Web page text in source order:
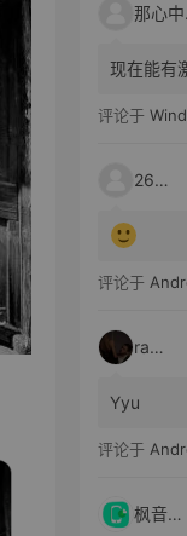
现在能有
评论于
2603
评论于
raka
Yyu
评论于
枫音应用